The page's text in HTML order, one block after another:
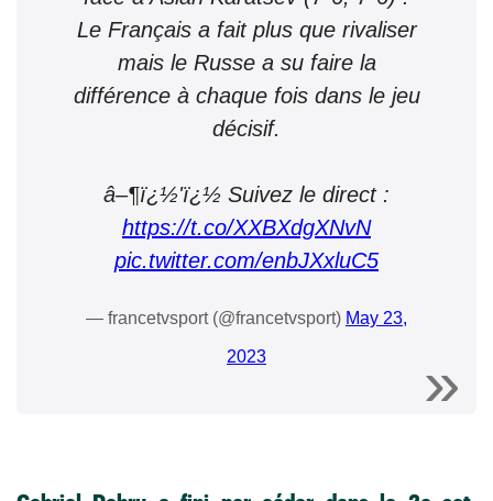
Le Français a fait plus que rivaliser
mais le Russe a su faire la
différence à chaque fois dans le jeu
décisif.
â–¶ï¿½'ï¿½ Suivez le direct :
https://t.co/XXBXdgXNvN
pic.twitter.com/enbJXxluC5
— francetvsport (@francetvsport) May 23,
2023